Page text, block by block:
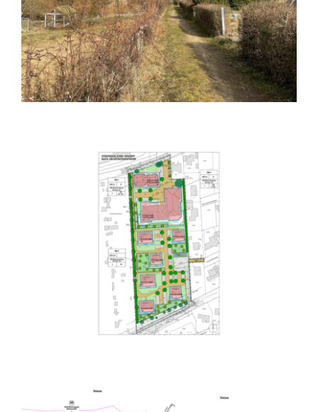
B-Plan Nr. 106, 7. Änderung
„Gewerbegebiet Kirchweg Nord“
Bebauungsplan Nr. 89, Innenentwicklung
zwischen Dazendorfer Weg und
Lütjenburger Weg